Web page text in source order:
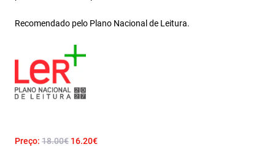
Recomendado pelo Plano Nacional de Leitura.
Preço: 18.00€ 16.20€